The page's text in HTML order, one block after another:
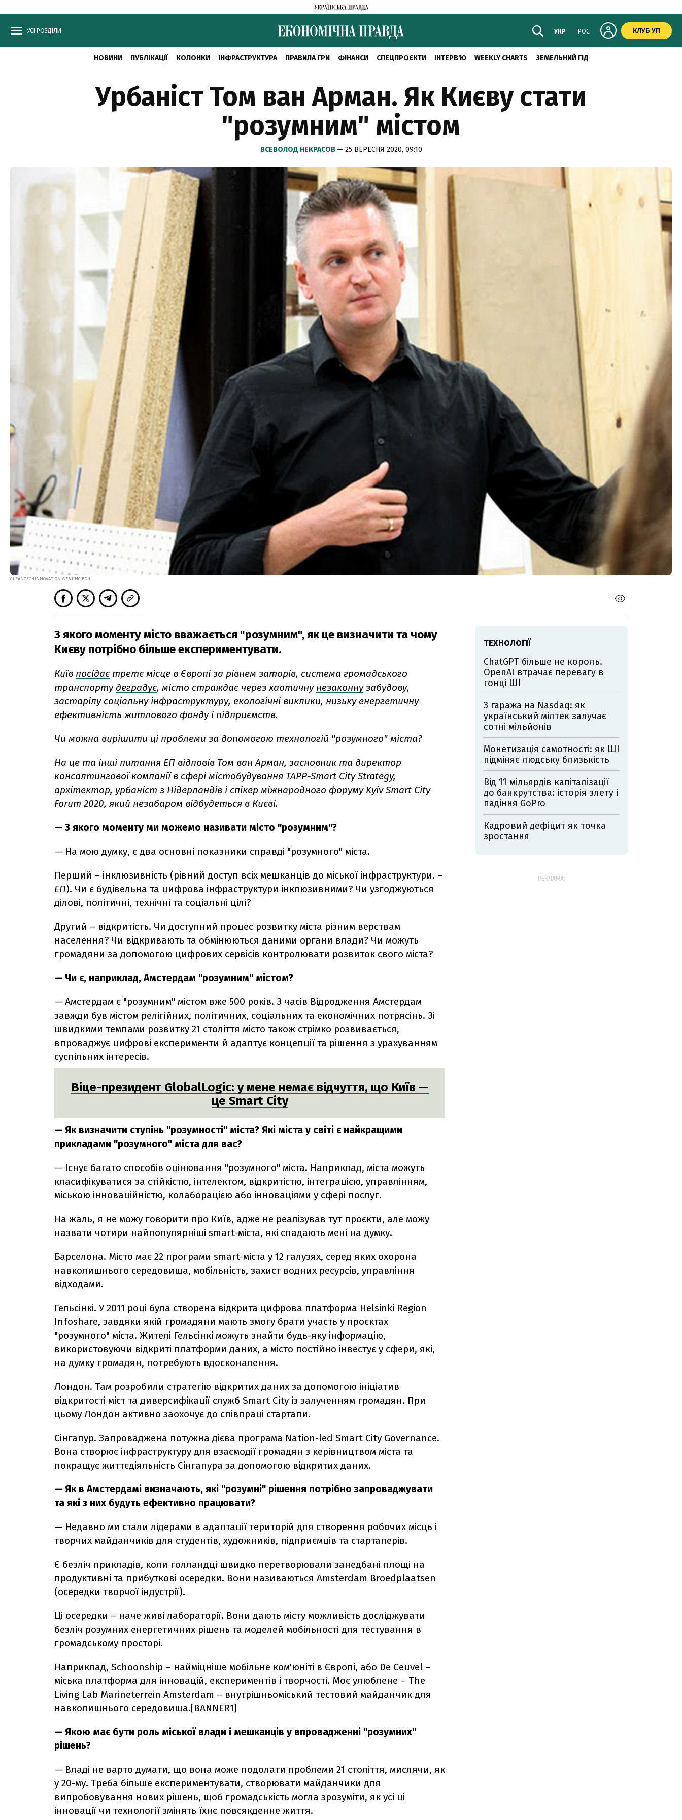
УСІ РОЗДІЛИ УКР РОС КЛУБ УП
НОВИНИ ПУБЛІКАЦІЇ КОЛОНКИ ІНФРАСТРУКТУРА ПРАВИЛА ГРИ ФІНАНСИ СПЕЦПРОЄКТИ ІНТЕРВ'Ю WEEKLY CHARTS ЗЕМЕЛЬНИЙ ГІД
Урбаніст Том ван Арман. Як Києву стати
"розумним" містом
ВСЕВОЛОД НЕКРАСОВ — 25 ВЕРЕСНЯ 2020, 09:10
CLEANTECHINNOVATION.WEB.UNC.EDU
З якого моменту місто вважається "розумним", як це визначити та чому
Києву потрібно більше експериментувати.
Київ посідає третє місце в Європі за рівнем заторів, система громадського
транспорту деградує, місто страждає через хаотичну незаконнузабудову,
застарілу соціальну інфраструктуру, екологічні виклики, низьку енергетичну
ефективність житлового фонду і підприємств.
Чи можна вирішити ці проблеми за допомогою технологій "розумного" міста?
На це та інші питання ЕП відповів Том ван Арман, засновник та директор
консалтингової компанії в сфері містобудування TAPP-Smart City Strategy,
архітектор, урбаніст з Нідерландів і спікер міжнародного форуму Kyiv Smart City
Forum 2020, який незабаром відбудеться в Києві.
— З якого моменту ми можемо називати місто "розумним"?
— На мою думку, є два основні показники справді "розумного" міста.
Перший – інклюзивність (рівний доступ всіх мешканців до міської інфраструктури. –
ЕП). Чи є будівельна та цифрова інфраструктури інклюзивними? Чи узгоджуються
ділові, політичні, технічні та соціальні цілі?
Другий – відкритість. Чи доступний процес розвитку міста різним верствам
населення? Чи відкривають та обмінюються даними органи влади? Чи можуть
громадяни за допомогою цифрових сервісів контролювати розвиток свого міста?
— Чи є, наприклад, Амстердам "розумним" містом?
— Амстердам є "розумним" містом вже 500 років. З часів Відродження Амстердам
завжди був містом релігійних, політичних, соціальних та економічних потрясінь. Зі
швидкими темпами розвитку 21 століття місто також стрімко розвивається,
впроваджує цифрові експерименти й адаптує концепції та рішення з урахуванням
суспільних інтересів.
Віце-президент GlobalLogic: у мене немає відчуття, що Київ —
це Smart City
— Як визначити ступінь "розумності" міста? Які міста у світі є найкращими
прикладами "розумного" міста для вас?
— Існує багато способів оцінювання "розумного" міста. Наприклад, міста можуть
класифікуватися за стійкістю, інтелектом, відкритістю, інтеграцією, управлінням,
міською інноваційністю, колаборацією або інноваціями у сфері послуг.
На жаль, я не можу говорити про Київ, адже не реалізував тут проєкти, але можу
назвати чотири найпопулярніші smart-міста, які спадають мені на думку.
Барселона. Місто має 22 програми smart-міста у 12 галузях, серед яких охорона
навколишнього середовища, мобільність, захист водних ресурсів, управління
відходами.
Гельсінкі. У 2011 році була створена відкрита цифрова платформа Helsinki Region
Infoshare, завдяки якій громадяни мають змогу брати участь у проєктах
"розумного" міста. Жителі Гельсінкі можуть знайти будь-яку інформацію,
використовуючи відкриті платформи даних, а місто постійно інвестує у сфери, які,
на думку громадян, потребують вдосконалення.
Лондон. Там розробили стратегію відкритих даних за допомогою ініціатив
відкритості міст та диверсифікації служб Smart City із залученням громадян. При
цьому Лондон активно заохочує до співпраці стартапи.
Сінгапур. Запроваджена потужна дієва програма Nation-led Smart City Governance.
Вона створює інфраструктуру для взаємодії громадян з керівництвом міста та
покращує життєдіяльність Сінгапура за допомогою відкритих даних.
— Як в Амстердамі визначають, які "розумні" рішення потрібно запроваджувати
та які з них будуть ефективно працювати?
— Недавно ми стали лідерами в адаптації територій для створення робочих місць і
творчих майданчиків для студентів, художників, підприємців та стартаперів.
Є безліч прикладів, коли голландці швидко перетворювали занедбані площі на
продуктивні та прибуткові осередки. Вони називаються Amsterdam Broedplaatsen
(осередки творчої індустрії).
Ці осередки – наче живі лабораторії. Вони дають місту можливість досліджувати
безліч розумних енергетичних рішень та моделей мобільності для тестування в
громадському просторі.
Наприклад, Schoonship – найміцніше мобільне ком'юніті в Європі, або De Ceuvel –
міська платформа для інновацій, експериментів і творчості. Моє улюблене – The
Living Lab Marineterrein Amsterdam – внутрішньоміський тестовий майданчик для
навколишнього середовища.[BANNER1]
— Якою має бути роль міської влади і мешканців у впровадженні "розумних"
рішень?
— Владі не варто думати, що вона може подолати проблеми 21 століття, мислячи, як
у 20-му. Треба більше експериментувати, створювати майданчики для
випробовування нових рішень, щоб громадськість могла зрозуміти, як усі ці
інновації чи технології змінять їхнє повсякденне життя.
ТЕХНОЛОГІЇ
ChatGPT більше не король.
OpenAI втрачає перевагу в
гонці ШІ
З гаража на Nasdaq: як
український мілтек залучає
сотні мільйонів
Монетизація самотності: як ШІ
підміняє людську близькість
Від 11 мільярдів капіталізації
до банкрутства: історія злету і
падіння GoPro
Кадровий дефіцит як точка
зростання
РЕКЛАМА: